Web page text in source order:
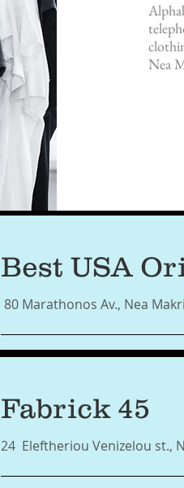
Nea
Best USA
80 Marathonos Av., Nea
Fabrick 45
24 Eleftheriou Venizelou st.,